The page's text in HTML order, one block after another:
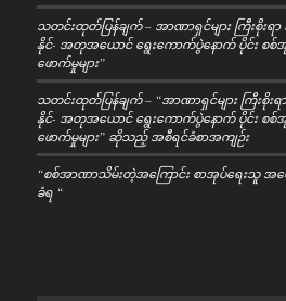
သတင်းထုတ်ပြန်ချက် – အာဏာရှင်များ ကြီးစိုး
နိုင်- အတုအယောင် ရွေးကောက်ပွဲနောက် ပိုင်း စ
ဖောက်မှုများ”
သတင်းထုတ်ပြန်ချက် – “အာဏာရှင်များ ကြီးစို
နိုင်- အတုအယောင် ရွေးကောက်ပွဲနောက် ပိုင်း စ
ဖောက်မှုများ” ဆိုသည့် အစီရင်ခံစာအကျဉ်း
“စစ်အာဏာသိမ်းတဲ့အကြောင်း စာအုပ်ရေးသူ အမ
ခံရ “